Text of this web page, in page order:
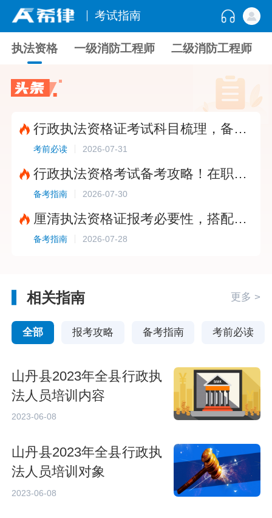
考试指南
执法资格 一级消防工程师 二级消防工程师
行政执法资格证考试科目梳理，备考题库选择指南?
考前必读 2026-07-31
行政执法资格考试备考攻略！在职考生这样学更稳妥?
备考指南 2026-07-30
厘清执法资格证报考必要性，搭配免费题库稳步备考?
备考指南 2026-07-28
相关指南 更多 >
全部 报考攻略 备考指南 考前必读
山丹县2023年全县行政执
法人员培训内容
2023-06-08
山丹县2023年全县行政执
法人员培训对象
2023-06-08